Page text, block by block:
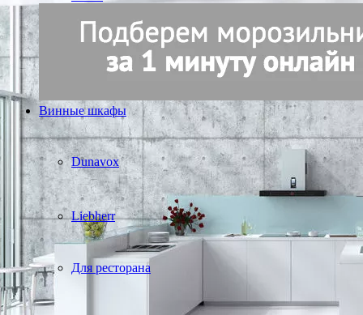
Винные шкафы
Dunavox
Liebherr
Для ресторана